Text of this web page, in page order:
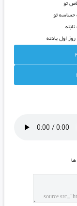
تو
حساسه تو
اول یادته